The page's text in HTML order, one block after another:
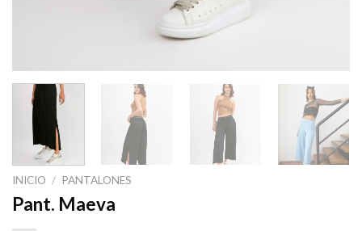
INICIO / PANTALONES
Pant. Maeva